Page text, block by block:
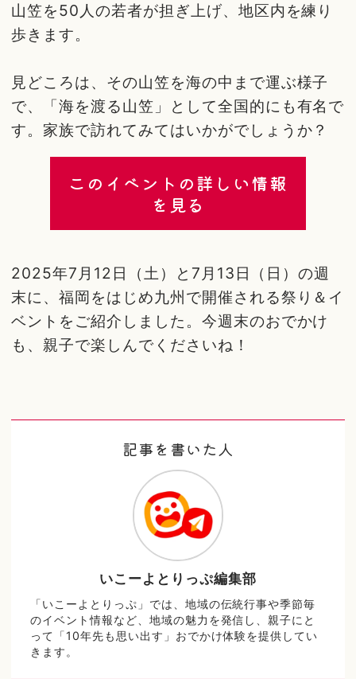
山笠を50人の若者が担ぎ上げ、地区内を練り
歩きます。
見どころは、その山笠を海の中まで運ぶ様子
で、「海を渡る山笠」として全国的にも有名で
す。家族で訪れてみてはいかがでしょうか？
このイベントの詳しい情報
を見る
2025年7月12日（土）と7月13日（日）の週
末に、福岡をはじめ九州で開催される祭り＆イ
ベントをご紹介しました。今週末のおでかけ
も、親子で楽しんでくださいね！
記事を書いた人
いこーよとりっぷ編集部
「いこーよとりっぷ」では、地域の伝統行事や季節毎
のイベント情報など、地域の魅力を発信し、親子にと
って「10年先も思い出す」おでかけ体験を提供してい
きます。